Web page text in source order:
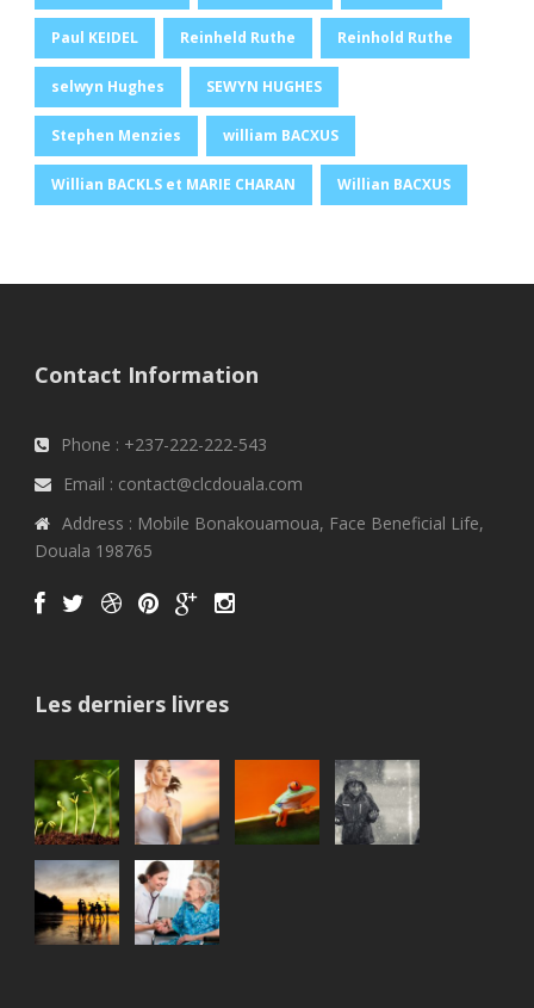
Paul KEIDEL Reinheld Ruthe Reinhold Ruthe
selwyn Hughes SEWYN HUGHES
Stephen Menzies william BACXUS
Willian BACKLS et MARIE CHARAN Willian BACXUS
Contact Information
Phone : +237-222-222-543
Email : contact@clcdouala.com
Address : Mobile Bonakouamoua, Face Beneficial Life,
Douala 198765
Les derniers livres